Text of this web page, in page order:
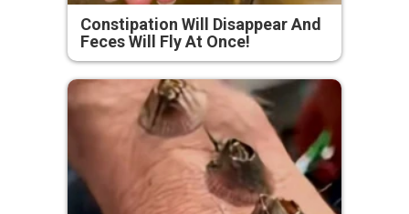
Constipation Will Disappear And
Feces Will Fly At Once!